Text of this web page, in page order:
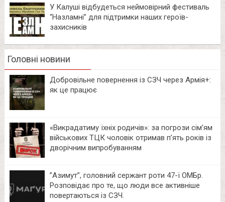
У Калуші відбудеться неймовірний фестиваль
“Назламні” для підтримки наших героїв-
захисників
Головні новини
Добровільне повернення із СЗЧ через Армія+:
як це працює
«Викрадатиму їхніх родичів»: за погрози сім’ям
військових ТЦК чоловік отримав п’ять років із
дворічним випробуванням
⁨”Азимут”, головний сержант роти 47-ї ОМБр.
Розповідає про те, що люди все активніше
повертаються із СЗЧ.